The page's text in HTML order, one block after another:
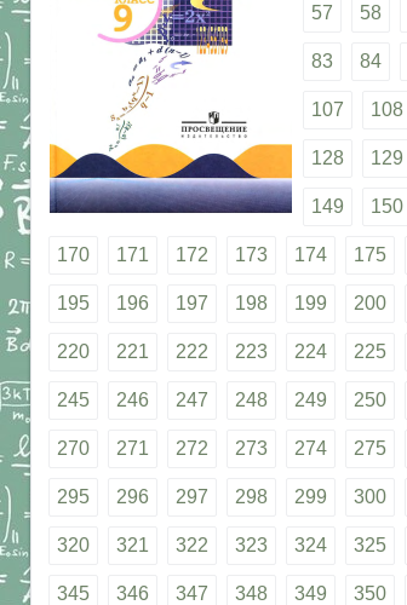
57 58
83 84
107 108
128 129
149 150
170 171 172 173 174 175
195 196 197 198 199 200
220 221 222 223 224 225
245 246 247 248 249 250
270 271 272 273 274 275
295 296 297 298 299 300
320 321 322 323 324 325
345 346 347 348 349 350